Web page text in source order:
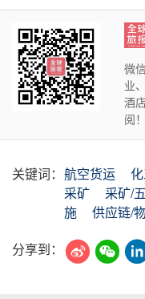
微
业
酒
阅！
关键词： 航空货运
采矿
采矿/
施
供应链/
分享到：